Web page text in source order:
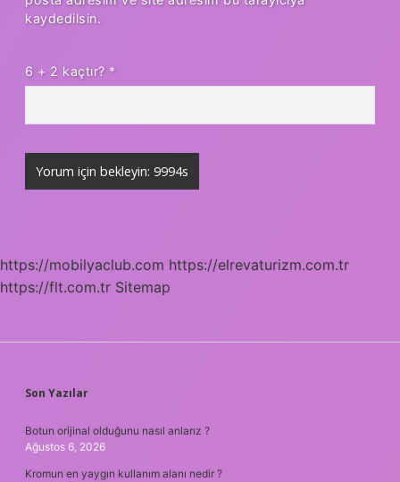
kaydedilsin.
6 + 2 kaçtır? *
https://mobilyaclub.com https://elrevaturizm.com.tr
https://flt.com.tr Sitemap
SIDEBAR
Son Yazılar
Botun orijinal olduğunu nasıl anlarız ?
Ağustos 6, 2026
Kromun en yaygın kullanım alanı nedir ?